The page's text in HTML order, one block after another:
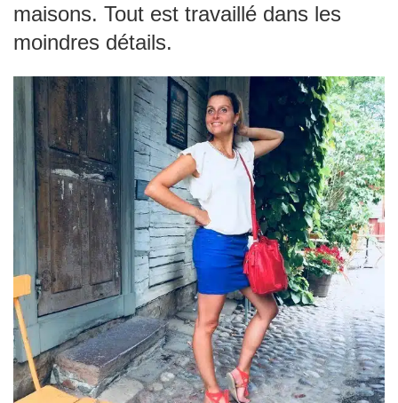
maisons. Tout est travaillé dans les
moindres détails.